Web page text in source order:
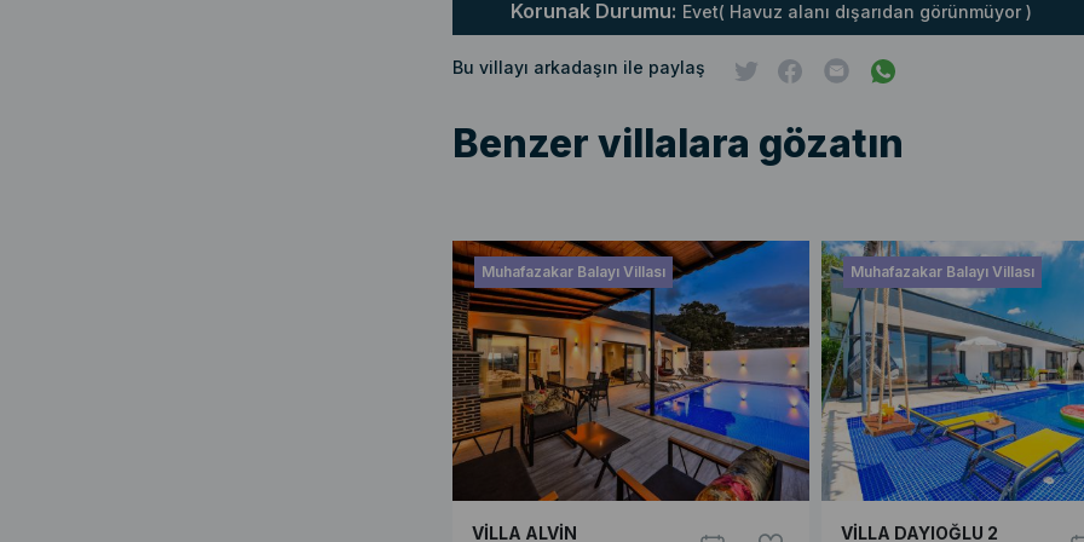
Korunak Durumu: Evet( Havuz alanı dışarıdan görünmüyor )
Bu villayı arkadaşın ile paylaş
Benzer villalara gözatın
Muhafazakar Balayı Villası
VİLLA ALVİN
Muhafazakar Balayı Villası
VİLLA DAYIOĞLU 2